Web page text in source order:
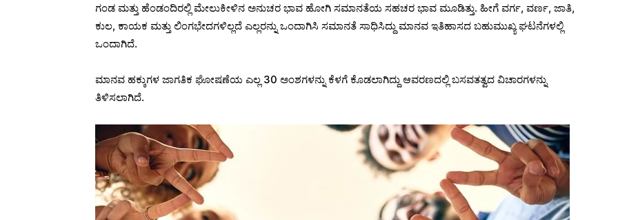
ಗಂಡ ಮತ್ತು ಹೆಂಡಂದಿರಲ್ಲಿ ಮೇಲುಕೀಳಿನ ಅನುಚರ ಭಾವ ಹೋಗಿ ಸಮಾನತೆಯ ಸಹಚರ ಭಾವ ಮೂಡಿತ್ತು. ಹೀಗೆ ವರ್ಗ, ವರ್ಣ, ಜಾತಿ,
ಕುಲ, ಕಾಯಕ ಮತ್ತು ಲಿಂಗಭೇದಗಳಿಲ್ಲದೆ ಎಲ್ಲರನ್ನು ಒಂದಾಗಿಸಿ ಸಮಾನತೆ ಸಾಧಿಸಿದ್ದು ಮಾನವ ಇತಿಹಾಸದ ಬಹುಮುಖ್ಯ ಘಟನೆಗಳಲ್ಲಿ
ಒಂದಾಗಿದೆ.
ಮಾನವ ಹಕ್ಕುಗಳ ಜಾಗತಿಕ ಘೋಷಣೆಯ ಎಲ್ಲ 30 ಅಂಶಗಳನ್ನು ಕೆಳಗೆ ಕೊಡಲಾಗಿದ್ದು ಆವರಣದಲ್ಲಿ ಬಸವತತ್ವದ ವಿಚಾರಗಳನ್ನು
ತಿಳಿಸಲಾಗಿದೆ.